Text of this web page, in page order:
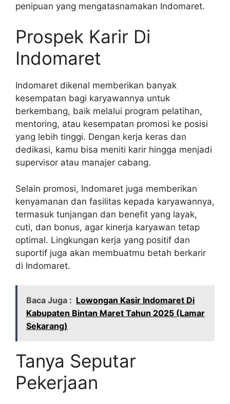
penipuan yang mengatasnamakan Indomaret.
Prospek Karir Di
Indomaret
Indomaret dikenal memberikan banyak
kesempatan bagi karyawannya untuk
berkembang, baik melalui program pelatihan,
mentoring, atau kesempatan promosi ke posisi
yang lebih tinggi. Dengan kerja keras dan
dedikasi, kamu bisa meniti karir hingga menjadi
supervisor atau manajer cabang.
Selain promosi, Indomaret juga memberikan
kenyamanan dan fasilitas kepada karyawannya,
termasuk tunjangan dan benefit yang layak,
cuti, dan bonus, agar kinerja karyawan tetap
optimal. Lingkungan kerja yang positif dan
suportif juga akan membuatmu betah berkarir
di Indomaret.
Baca Juga : Lowongan Kasir Indomaret Di
Kabupaten Bintan Maret Tahun 2025 (Lamar
Sekarang)
Tanya Seputar
Pekerjaan